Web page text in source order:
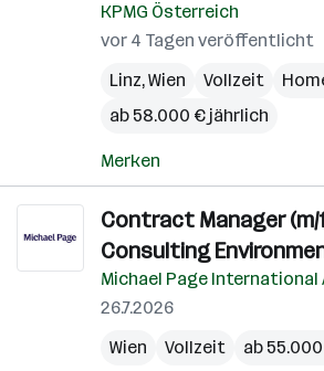
KPMG Österreich
vor 4 Tagen veröffentlicht
Linz,Wien Vollzeit
ab 58.000 € jährlich
Merken
Contract Manager (m/
Consulting
Michael Page International
26.7.2026
Wien
Vollzeit ab